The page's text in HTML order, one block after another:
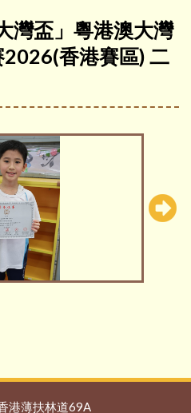
灣盃」粵港澳大灣
香港賽區) 二
港薄扶林道69A